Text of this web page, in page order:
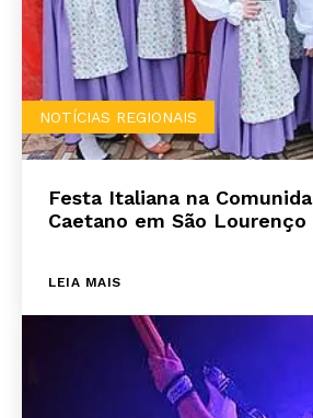
NOTÍCIAS REGIONAIS
Festa Italiana na
Caetano em São Lourenço
LEIA MAIS